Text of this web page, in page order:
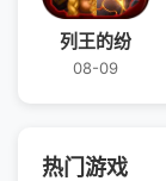
列王的纷
08-09
热门游戏